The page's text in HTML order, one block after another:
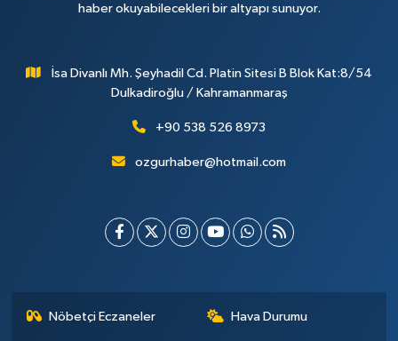
haber okuyabilecekleri bir altyapı sunuyor.
İsa Divanlı Mh. Şeyhadil Cd. Platin Sitesi B Blok Kat:8/54
Dulkadiroğlu / Kahramanmaraş
+90 538 526 8973
ozgurhaber@hotmail.com
Nöbetçi Eczaneler Hava Durumu